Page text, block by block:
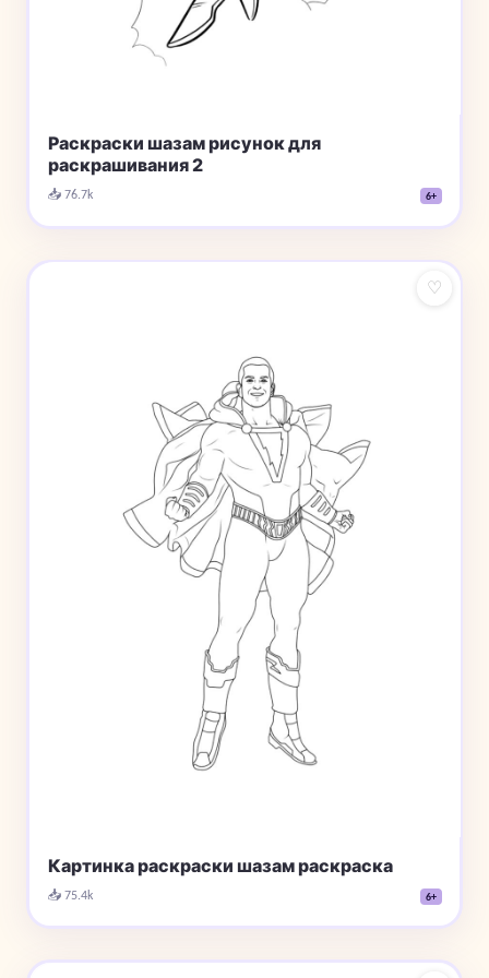
Раскраски шазам рисунок для
раскрашивания 2
📥 76.7k 6+
♡
Картинка раскраски шазам раскраска
📥 75.4k 6+